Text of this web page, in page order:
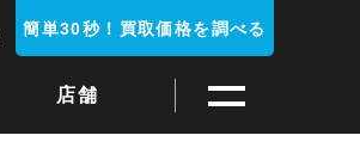
店舗
簡単30秒！買取価格を調べる